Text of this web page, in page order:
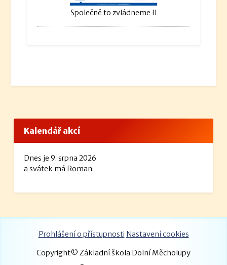
Společně to zvládneme II
Kalendář akcí
Dnes je 9. srpna 2026
a svátek má Roman.
Prohlášení o přístupnosti Nastavení cookies
Copyright© Základní škola Dolní Měcholupy